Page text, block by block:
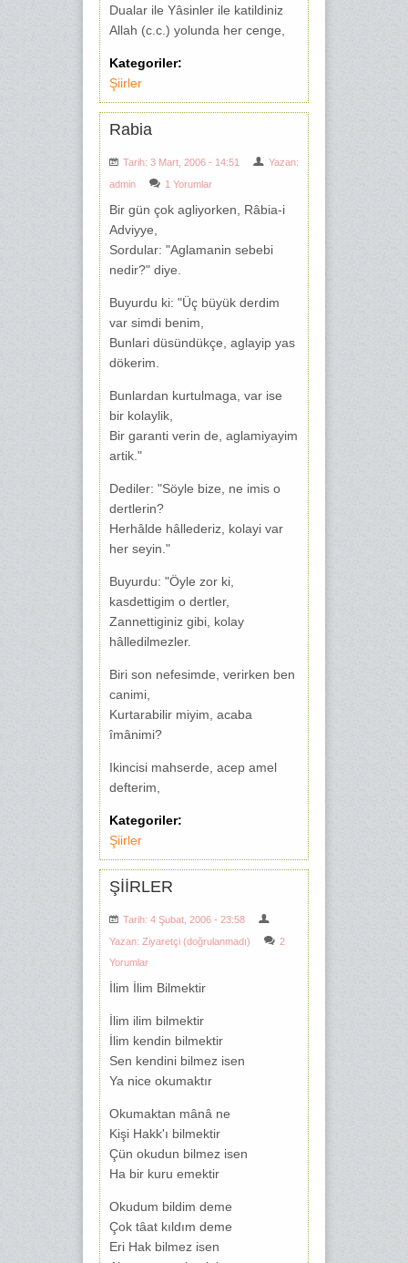
Dualar ile Yâsinler ile katildiniz
Allah (c.c.) yolunda her cenge,
Kategoriler:
Şiirler
Rabia
Tarih: 3 Mart, 2006 - 14:51
Yazan:
admin
1 Yorumlar
Bir gün çok agliyorken, Râbia-i
Adviyye,
Sordular: "Aglamanin sebebi
nedir?" diye.
Buyurdu ki: "Üç büyük derdim
var simdi benim,
Bunlari düsündükçe, aglayip yas
dökerim.
Bunlardan kurtulmaga, var ise
bir kolaylik,
Bir garanti verin de, aglamiyayim
artik."
Dediler: "Söyle bize, ne imis o
dertlerin?
Herhâlde hâllederiz, kolayi var
her seyin."
Buyurdu: "Öyle zor ki,
kasdettigim o dertler,
Zannettiginiz gibi, kolay
hâlledilmezler.
Biri son nefesimde, verirken ben
canimi,
Kurtarabilir miyim, acaba
îmânimi?
Ikincisi mahserde, acep amel
defterim,
Kategoriler:
Şiirler
ŞİİRLER
Tarih: 4 Şubat, 2006 - 23:58
Yazan: Ziyaretçi (doğrulanmadı)
2
Yorumlar
İlim İlim Bilmektir
İlim ilim bilmektir
İlim kendin bilmektir
Sen kendini bilmez isen
Ya nice okumaktır
Okumaktan mânâ ne
Kişi Hakk'ı bilmektir
Çün okudun bilmez isen
Ha bir kuru emektir
Okudum bildim deme
Çok tâat kıldım deme
Eri Hak bilmez isen